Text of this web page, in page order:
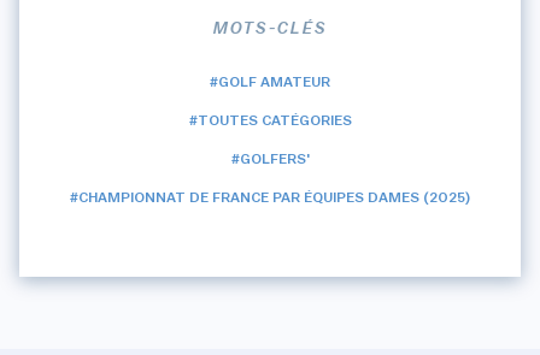
MOTS-CLÉS
#GOLF AMATEUR
#TOUTES CATÉGORIES
#GOLFERS'
#CHAMPIONNAT DE FRANCE PAR ÉQUIPES DAMES (2025)